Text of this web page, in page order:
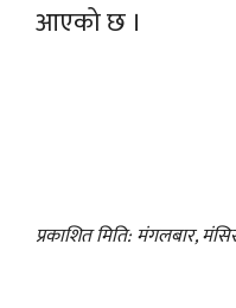
आएको छ ।
प्रकाशित मिति: मंगलबार,